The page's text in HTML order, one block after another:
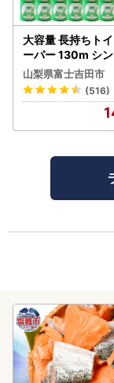
大容量 長持ちト
ーパー 130m シ
芯なし 3倍巻 トイ
山梨県富士吉田市
(516)